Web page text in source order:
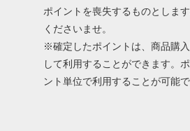
ポイントを喪失するものとしま
くださいませ。
※確定したポイントは、商品購
して利用することができます。
ント単位で利用することが可能で